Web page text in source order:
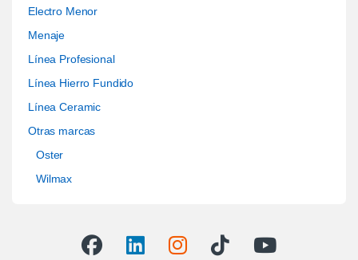
Electro Menor
Menaje
Línea Profesional
Línea Hierro Fundido
Línea Ceramic
Otras marcas
Oster
Wilmax